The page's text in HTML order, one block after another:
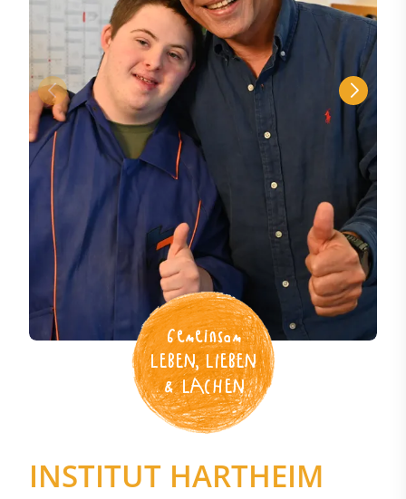
Gemeinsam
LEBEN, LIEBEN
& LACHEN
INSTITUT HARTHEIM